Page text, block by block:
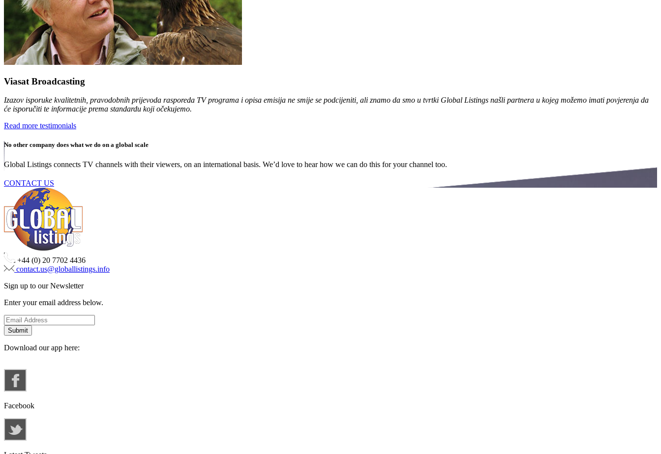
Viasat Broadcasting
Izazov isporuke kvalitetnih, pravodobnih prijevoda rasporeda TV programa i opisa emisija ne smije se podcijeniti, ali znamo da smo u tvrtki Global Listings našli partnera u kojeg možemo imati povjerenja da
će isporučiti te informacije prema standardu koji očekujemo.
Read more testimonials
No other company does what we do on a global scale
Global Listings connects TV channels with their viewers, on an international basis. We’d love to hear how we can do this for your channel too.
CONTACT US
+44 (0) 20 7702 4436
contact.us@globallistings.info
Sign up to our Newsletter
Enter your email address below.
Download our app here:
Facebook